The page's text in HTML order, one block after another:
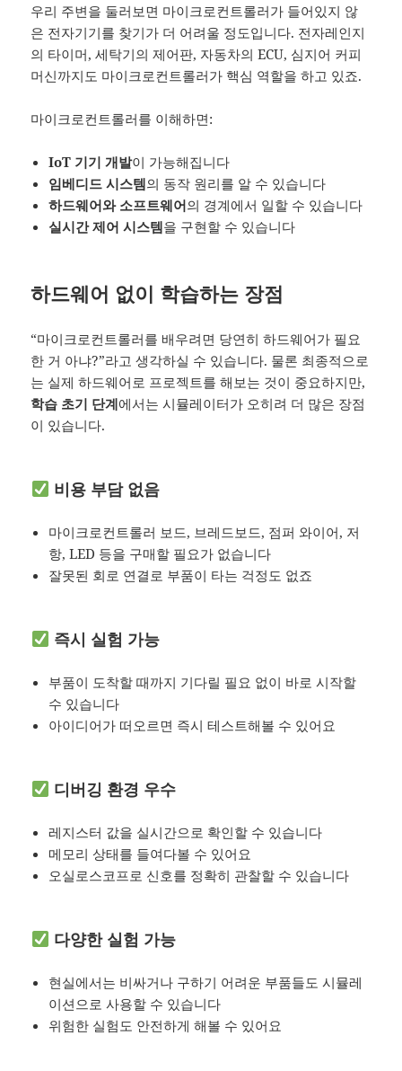
우리 주변을 둘러보면 마이크로컨트롤러가 들어있지 않
은 전자기기를 찾기가 더 어려울 정도입니다. 전자레인지
의 타이머, 세탁기의 제어판, 자동차의 ECU, 심지어 커피
머신까지도 마이크로컨트롤러가 핵심 역할을 하고 있죠.
마이크로컨트롤러를 이해하면:
IoT 기기 개발이 가능해집니다
임베디드 시스템의 동작 원리를 알 수 있습니다
하드웨어와 소프트웨어의 경계에서 일할 수 있습니다
실시간 제어 시스템을 구현할 수 있습니다
하드웨어 없이 학습하는 장점
“마이크로컨트롤러를 배우려면 당연히 하드웨어가 필요
한 거 아냐?”라고 생각하실 수 있습니다. 물론 최종적으로
는 실제 하드웨어로 프로젝트를 해보는 것이 중요하지만,
학습 초기 단계에서는 시뮬레이터가 오히려 더 많은 장점
이 있습니다.
비용 부담 없음
마이크로컨트롤러 보드, 브레드보드, 점퍼 와이어, 저
항, LED 등을 구매할 필요가 없습니다
잘못된 회로 연결로 부품이 타는 걱정도 없죠
즉시 실험 가능
부품이 도착할 때까지 기다릴 필요 없이 바로 시작할
수 있습니다
아이디어가 떠오르면 즉시 테스트해볼 수 있어요
디버깅 환경 우수
레지스터 값을 실시간으로 확인할 수 있습니다
메모리 상태를 들여다볼 수 있어요
오실로스코프로 신호를 정확히 관찰할 수 있습니다
다양한 실험 가능
현실에서는 비싸거나 구하기 어려운 부품들도 시뮬레
이션으로 사용할 수 있습니다
위험한 실험도 안전하게 해볼 수 있어요